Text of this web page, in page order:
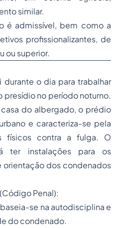
similar.
é admissível, bem como a
profissionalizantes, de
ou superior.
o dia para trabalhar
presídio no período noturno.
do albergado, o prédio
e caracteriza-se pela
físicos contra a fulga. O
ter instalações para os
orientação dos condenados
Penal):
se na autodisciplina e
do condenado.